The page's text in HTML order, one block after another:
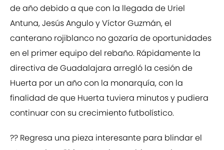
de año debido a que con la llegada de Uriel
Antuna, Jesús Angulo y Víctor Guzmán, el
canterano rojiblanco no gozaría de oportunidades
en el primer equipo del rebaño. Rápidamente la
directiva de Guadalajara arregló la cesión de
Huerta por un año con la monarquía, con la
finalidad de que Huerta tuviera minutos y pudiera
continuar con su crecimiento futbolístico.
?? Regresa una pieza interesante para blindar el